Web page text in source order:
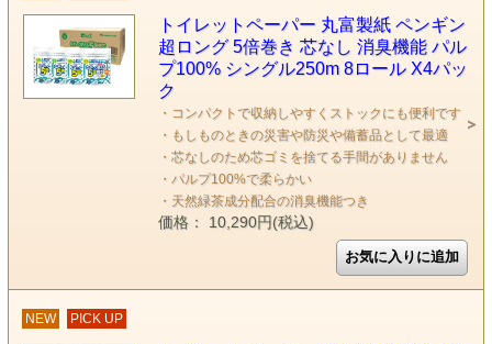
トイレットペーパー 丸富製紙 ペンギン
超ロング 5倍巻き 芯なし 消臭機能 パル
プ100% シングル250m 8ロール X4パッ
ク
・コンパクトで収納しやすくストックにも便利です
・もしものときの災害や防災や備蓄品として最適
・芯なしのため芯ゴミを捨てる手間がありません
・パルプ100%で柔らかい
・天然緑茶成分配合の消臭機能つき
価格： 10,290円(税込)
NEW PICK UP